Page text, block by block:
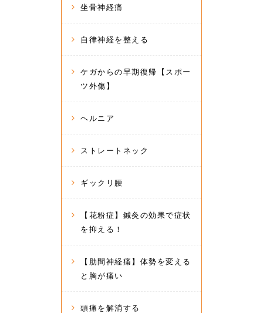
坐骨神経痛
自律神経を整える
ケガからの早期復帰【スポー
ツ外傷】
ヘルニア
ストレートネック
ギックリ腰
【花粉症】鍼灸の効果で症状
を抑える！
【肋間神経痛】体勢を変える
と胸が痛い
頭痛を解消する